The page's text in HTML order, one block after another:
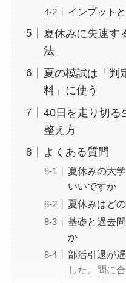
インプット
夏休みに失速す
法
夏の模試は「判
料」に使う
40日を走り切る
整え方
よくある質問
夏休みの大
いいですか
夏休みはど
基礎と過去
か
部活引退が
した。間に